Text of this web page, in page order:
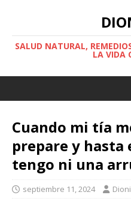
SALUD NATURAL,
LA VIDA
Cuando mi tía
prepare y hasta
tengo ni una
septiembre 11, 2024